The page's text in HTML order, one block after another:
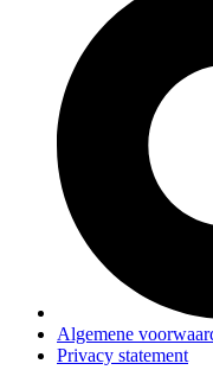
Algemene
Privacy statement